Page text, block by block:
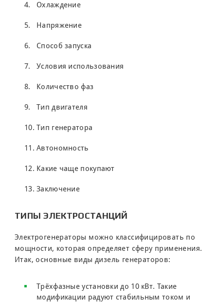
Охлаждение
Напряжение
Способ запуска
Условия использования
Количество фаз
Тип двигателя
Тип генератора
Автономность
Какие чаще покупают
Заключение
ТИПЫ ЭЛЕКТРОСТАНЦИЙ
Электрогенераторы можно классифицировать по
мощности, которая определяет сферу применения.
Итак, основные виды дизель генераторов:
Трёхфазные установки до 10 кВт. Такие
модификации радуют стабильным током и